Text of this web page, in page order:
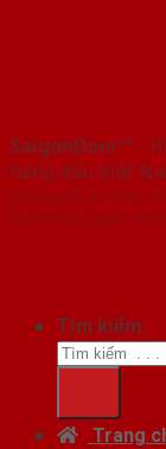
SaigonDoor™ -
hàng đầu Việt
Copyright ⓒ 2016 –
Đơn vị chủ quản
Tìm kiếm:
Trang